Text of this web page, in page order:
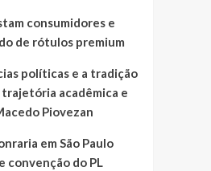
consumidores e
de rótulos premium
políticas e a tradição
acadêmica e
Piovezan
em São Paulo
convenção do PL